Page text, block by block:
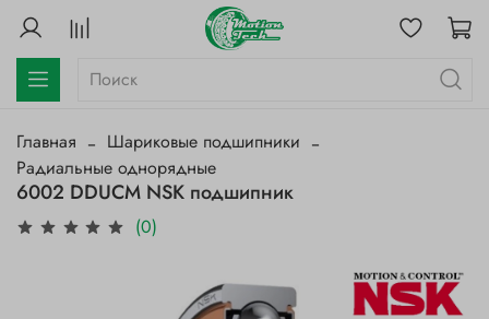
Главная
Шариковые подшипники
Радиальные однорядные
6002 DDUCM NSK подшипник
(0)